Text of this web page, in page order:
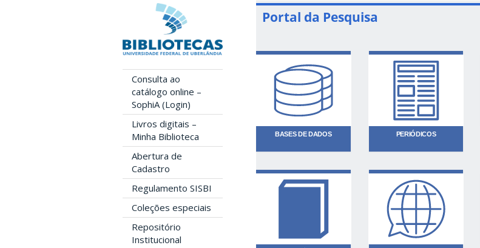
Consulta ao
catálogo online –
SophiA (Login)
Livros digitais –
Minha Biblioteca
Abertura de
Cadastro
Regulamento SISBI
Coleções especiais
Repositório
Institucional
Portal da Pesquisa
BASES DE DADOS PERIÓDICOS